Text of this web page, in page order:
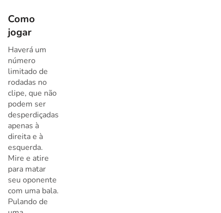
Como
jogar
Haverá um
número
limitado de
rodadas no
clipe, que não
podem ser
desperdiçadas
apenas à
direita e à
esquerda.
Mire e atire
para matar
seu oponente
com uma bala.
Pulando de